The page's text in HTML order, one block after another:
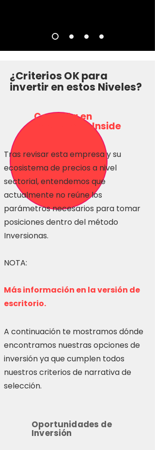
¿Criterios OK para
invertir en estos Niveles?
Consulta en
Inversionas Inside
Tras revisar esta empresa y su
ecosistema de precios a nivel
sectorial, entendemos que
actualmente no reúne los
parámetros necesarios para tomar
posiciones dentro del método
Inversionas.
NOTA:
Más información en la versión de
escritorio.
A continuación te mostramos dónde
encontramos nuestras opciones de
inversión ya que cumplen todos
nuestros criterios de narrativa de
selección.
Oportunidades de
Inversión